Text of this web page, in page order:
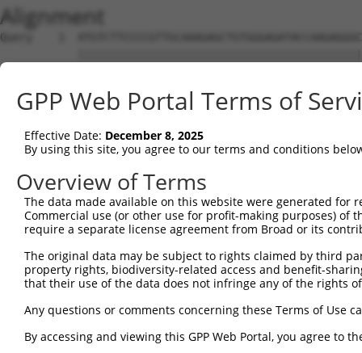
Alignment
Query    1  ATGTCTTCCCCGTTGCAAAGAGCTGTGGGAGATACCAAGAGGGCCTTTTCTGCATCTTCTAGTTCCTCTGCCAG  74
            |||||||||||||||||||||||||||||||||||||||||||||||.||||||||||||||||||||||||||
Sbjct    1  ATGTCTTCCCCGTTGCAAAGAGCTGTGGGAGATACCAAGAGGGCCTTGTCTGCATCTTCTAGTTCCTCTGCCAG  74

Query   75  TCTACCCTTTGATGACAGGGACTCAAACCATCCCTCAGAGGGGAATGGCGACTCTTTGTTAGCTGATGAAGACA  148
            |||||||||||||||||||||||||||||||.||||||||||||||||||||||||||||||||||||||||||
Sbjct   75  TCTACCCTTTGATGACAGGGACTCAAACCATACCTCAGAGGGGAATGGCGACTCTTTGTTAGCTGATGAAGACA  148

Query  149  CTGACTTTGAAGACAGCTTGAATCGCAATGTGAAGAAGAGAGCAGCAAAACGACCACCGAAAACAACACCGGTG  222
            ||||||||||||||||||||||||||||||||||||||||||||||||||||||||||||||||||||||||||
Sbjct  149  CTGACTTTGAAGACAGCTTGAATCGCAATGTGAAGAAGAGAGCAGCAAAACGACCACCGAAAACAACACCGGTG  222

Query  223  GCAAAACATCCAAAGAAAGGGTCCCGAGTGGTACATCGTCATAGCCGGAAACAGTCAGAGCCACCAGCCAATGA  296
            ||||||||||||||||||||||||||||||||||||||||||||||||||||||||||||||||||||||||||
Sbjct  223  GCAAAACATCCAAAGAAAGGGTCCCGAGTGGTACATCGTCATAGCCGGAAACAGTCAGAGCCACCAGCCAATGA  296

Query  297  TCTTTTCAATGCTGTGAAAGCCGCCAAAAGTGACATGCAGTCTTTGGTAGATGAGTGGCTGGATAGCTACAAGC  370
            ||||||||||||||||||||||||||||||||||||||                                    
Sbjct  297  TCTTTTCAATGCTGTGAAAGCCGCCAAAAGTGACATGC------------------------------------  334

Query  371  AAGACCAGGATGCAGGATTTCTGGAGCTTGTTAACTTTTTCATCCAATCTTGCGGATGTAAAGGCATTGTGACC  444
                                                                                      
Sbjct  335  --------------------------------------------------------------------------  334

Query  445  CCTGAGATGTTCAAGAAGATGTCCAACTCAGAGATCATCCAGCACCTAACAGAGCAGTTTAATGAGGACTCGGG  518
                                                                            ||||||||||
Sbjct  335  ----------------------------------------------------------------AGGACTCGGG  344

Query  519  GGACTACCCTCTCATAGCTCCAGGTCCATCCTGGAAGAAGTTCCAGGGCAGCTTCTGTGAATTTGTGAGGACAT  592
            ||||||||||||||||||||||||||||||||||||||||||||||||||||||||||||||||||||||||||
Sbjct  345  GGACTACCCTCTCATAGCTCCAGGTCCATCCTGGAAGAAGTTCCAGGGCAGCTTCTGTGAATTTGTGAGGACAT  418

Query  593  TGGTCTGTCAGTGCCAGTACAGCCTCCTCTATGATGGCTTCCCTATGGACGACCTCATCTCCCTGCTCACTGGC  666
            ||||||||||||||||||||||||||||||||||||||||||||||||||||||||||||||||||||||||||
Sbjct  419  TGGTCTGTCAGTGCCAGTACAGCCTCCTCTATGATGGCTTCCCTATGGACGACCTCATCTCCCTGCTCACTGGC  492

Query  667  CTCTCAGACTCACAAGTCCGCGCCTTCCGTCACACTAGCACCCTGGCTGCTATGAAACTGATGACCTCCCTGGT  740
            ||||||||||||||||||||||||||||||||||||||||||||||||||||||||||||||||||||||||||
Sbjct  493  CTCTCAGACTCACAAGTCCGCGCCTTCCGTCACACTAGCACCCTGGCTGCTATGAAACTGATGACCTCCCTGGT  566

Query  741  AAAAGTTGCCCTCCAACTGAGTGTGCACCAAGATAACAATCAGCGTCAGTATGAGGCTGAAAGAAACAAGGGGC  814
            ||||||||||||||||||||||||||||||||||||||||||||||||||||||||||||||||||||||||||
Sbjct  567  AAAAGTTGCCCTCCAACTGAGTGTGCACCAAGATAACAATCAGCGTCAGTATGAGGCTGAAAGAAACAAGGGGC  640

Query  815  CAGGGCAGAGGGCACCTGAGCGGCTGGAGAGCCTGTTGGAGAAACGCAAAGAGCTCCAAGAGCATCAAGAGGAG  888
            ||||||||||||||||||||||||||||||||||||||||||||||||||||||||||||||||||||||||||
Sbjct  641  CAGGGCAGAGGGCACCTGAGCGGCTGGAGAGCCTGTTGGAGAAACGCAAAGAGCTCCAAGAGCATCAAGAGGAG  714

Query  889  ATTGAGGGGATGATGAATGCCCTCTTCAGGGGTGTCTTTGTTCATCGGTACAGGGATGTCCTTCCTGAGATCCG  962
            ||||||||||||||||||||||||||||||||||||||||||||||||||||||||||||||||||||||||||
Sbjct  715  ATTGAGGGGATGATGAATGCCCTCTTCAGGGGTGTCTTTGTTCATCGGTACAGGGATGTCCTTCCTGAGATCCG  788

Query  963  TGCTATCTGCATTGAGGAAATTGGGTGTTGGATGCAAAGCTACAGCACGTCTTTCCTCACCGACAGCTATTTAA  1036
            ||||||||||||||||||||||||||||||||||||||||||||||||||||||||||||||||||||||||||
Sbjct  789  TGCTATCTGCATTGAGGAAATTGGGTGTTGGATGCAAAGCTACAGCACGTCTTTCCTCACCGACAGCTATTTAA  862

Query 1037  AATATATTGGTTGGACTCTGCATGATAAGCACCGAGAAGTCCGCCTGAAGTGTGTGAAGGCCCTGAAAGGGCTG  1110
            ||||||||||||||||||||||||||||||||||||||||||||||||||||||||||||||||||||||||||
Sbjct  863  AATATATTGGTTGGACTCTGCATGATAAGCACCGAGAAGTCCGCCTGAAGTGTGTGAAGGCCCTGAAAGGGCTG  936

Query 1111  TACGGTAACCGGGACCTGACCACACGCCTGGAGCTCTTCACCAGCCGCTTCAAGGACCGGATGGTTTCCATGGT  1184
            ||||||||||||||||||||||||||||||||||||||||||||||||||||||||||||||||||||||||||
Sbjct  937  TACGGTAACCGGGACCTGACCACACGCCTGGAGCTCTTCACCAGCCGCTTCAAGGACCGGATGGTTTCCATGGT  1010

Query 1185  CATGGACAGAGAGTATGATGTGGCAGTGGAGGCTGTCAGATTACTGATACTTATCCTTAAGAACATGGAAGGGG  1258
            ||||||||||||||||||||||||||||||||||||||||||||||||||||||||||||||||||||||||||
Sbjct 1011  CATGGACAGAGAGTATGATGTGGCAGTGGAGGCTGTCAGATTACTGATACTTATCCTTAAGAACATGGAAGGGG  1084

Query 1259  TGCTGACGGACGCGGATTGTGAGAGCGTCTACCCCGTTGTGTATGCCTCTCATCGAGGCCTGGCCTCTGCCGCA  1332
            ||||||||||||||||||||||||||||||||||.|||||||||||||||||||||||||||||||||||||||
Sbjct 1085  TGCTGACGGACGCGGATTGTGAGAGCGTCTACCCAGTTGTGTATGCCTCTCATCGAGGCCTGGCCTCTGCCGCA  1158

Query 1333  GGCGAATTTCTGTACTGGAAACTCTTCTACCCTGAGTGCGAGATAAGAATGATGGGTGGAAGAGAGCAACGCCA  1406
            ||||||||||||||||||||||||||||||||||||||||||||||||||||||||||||||||||||||||||
Sbjct 1159  GGCGAATTTCTGTACTGGAAACTCTTCTACCCTGAGTGCGAGATAAGAATGATGGGTGGAAGAGAGCAACGCCA  1232

Query 1407  GAGCCCAGGCGCCCAGAGGACTTTCTTCCAGCTTCTGCTGTCCTTCTTTGTGGAGAGCGAGCTCCATGACCACG  1480
            ||||||||||||||||||||||||||||||||||||||||||||||||||||||||||||||||||||||||||
Sbjct 1233  GAGCCCAGGCGCCCAGAGGACTTTCTTCCAGCTTCTGCTGTCCTTCTTTGTGGAGAGCGAGCTCCATGACCACG  1306

Query 1481  CTGCTTACTTAGTAGACAGTCTGTGGGACTGTGCAGGGGCTCGGCTGAAGGACTGGGAGGGTCTGACAAGCCTG  1554
            ||||||||||||||||||||||||||||||||||||||||||||||||||||||||||||||||||||||||||
Sbjct 1307  CTGCTTACTTAGTAGACAGTCTGTGGGACTGTGCAGGGGCTCGGCTGAAGGACTGGGAGGGTCTGACAAGCCTG  1380

Query 1555  CTGCTGGAGAAGGACCAGAACCTGGGTGATGTGCAGGAGAGCACACTGATAGAAATCCTTGTGTCCAGTGCCCG  1628
            ||||||||||||||||||||||||||||||||||||||||||||||||||||||||||||||||||||||||||
Sbjct 1381  CTGCTGGAGAAGGACCAGAACCTGGGTGATGTGCAGGAGAGCACACTGATAGAAATCCTTGTGTCCAGTGCCCG  1454

Query 1629  GCAAGCTTCAGAGGGGCACCCGCCTGTGGGCCGGGTCACTGGGAGGAAGGGCTTAACCTCTAAGGAGCGCAAGA  1702
GPP Web Portal Terms of
Effective Date: December 8, 2025
By using this site, you agree to our terms and conditions
Overview of Terms
The data made available on this website were generated
Commercial use (or other use for profit-making purposes) of
require a separate license agreement from Broad or its
The original data may be subject to rights claimed by third
property rights, biodiversity-related access and benefit-
that their use of the data does not infringe any of the rights
Any questions or comments concerning these Terms of Use
By accessing and viewing this GPP Web Portal, you agree to